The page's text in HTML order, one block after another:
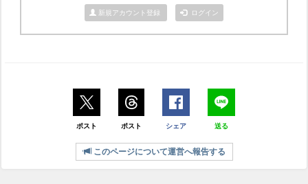
新規アカウント登録 ログイン
ポスト ポスト シェア 送る
このページについて運営へ報告する